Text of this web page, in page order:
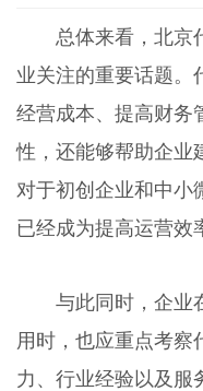
总体来看，北京
业关注的重要话题。
经营成本、提高财务
性，还能够帮助企业
对于初创企业和中小
已经成为提高运营效
与此同时，企业
用时，也应重点考察
力、行业经验以及服